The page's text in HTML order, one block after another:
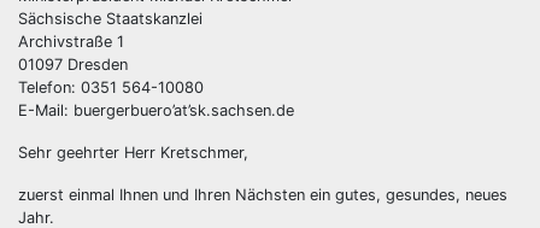
Sächsische Staatskanzlei
Archivstraße 1
01097 Dresden
Telefon: 0351 564-10080
E-Mail: buergerbuero’at’sk.sachsen.de
Sehr geehrter Herr Kretschmer,
zuerst einmal Ihnen und Ihren Nächsten ein gutes, gesundes, neues
Jahr.